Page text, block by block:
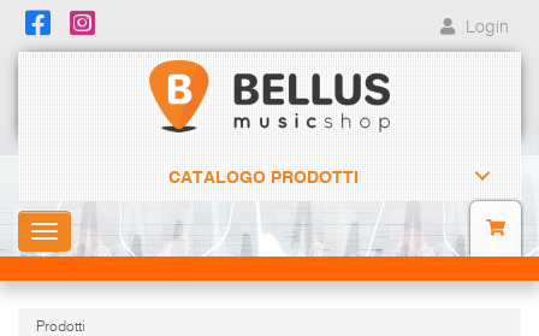
Login
CATALOGO PRODOTTI
Toggle
navigation
Prodotti